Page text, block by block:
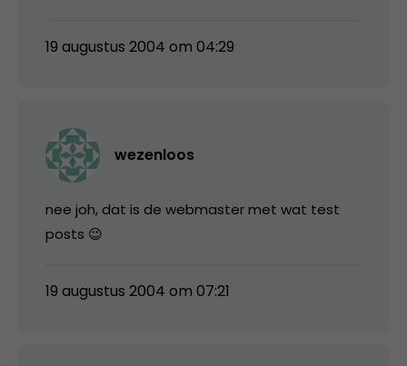
19 augustus 2004 om 04:29
wezenloos
nee joh, dat is de webmaster met wat test
posts 😉
19 augustus 2004 om 07:21